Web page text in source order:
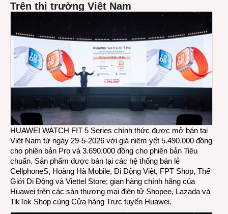
Trên thị trường Việt Nam
HUAWEI WATCH FIT 5 Series chính thức được mở bán tại
Việt Nam từ ngày 29-5-2026 với giá niêm yết 5.490.000 đồng
cho phiên bản Pro và 3.690.000 đồng cho phiên bản Tiêu
chuẩn. Sản phẩm được bán tại các hệ thống bán lẻ
CellphoneS, Hoàng Hà Mobile, Di Động Việt, FPT Shop, Thế
Giới Di Động và Viettel Store; gian hàng chính hãng của
Huawei trên các sàn thương mại điện tử Shopee, Lazada và
TikTok Shop cùng Cửa hàng Trực tuyến Huawei.